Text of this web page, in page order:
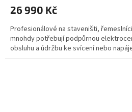
26 990 Kč
Profesionálové na staveništi,
mnohdy potřebují podpůrnou
obsluhu a údržbu ke svícení nebo